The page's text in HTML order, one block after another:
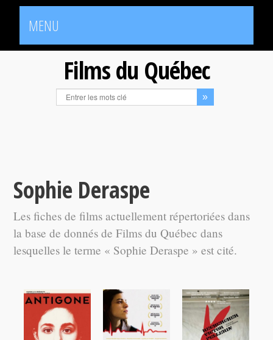
MENU
Films du Québec
Sophie Deraspe
Les fiches de films actuellement répertoriées dans
la base de donnés de Films du Québec dans
lesquelles le terme « Sophie Deraspe » est cité.